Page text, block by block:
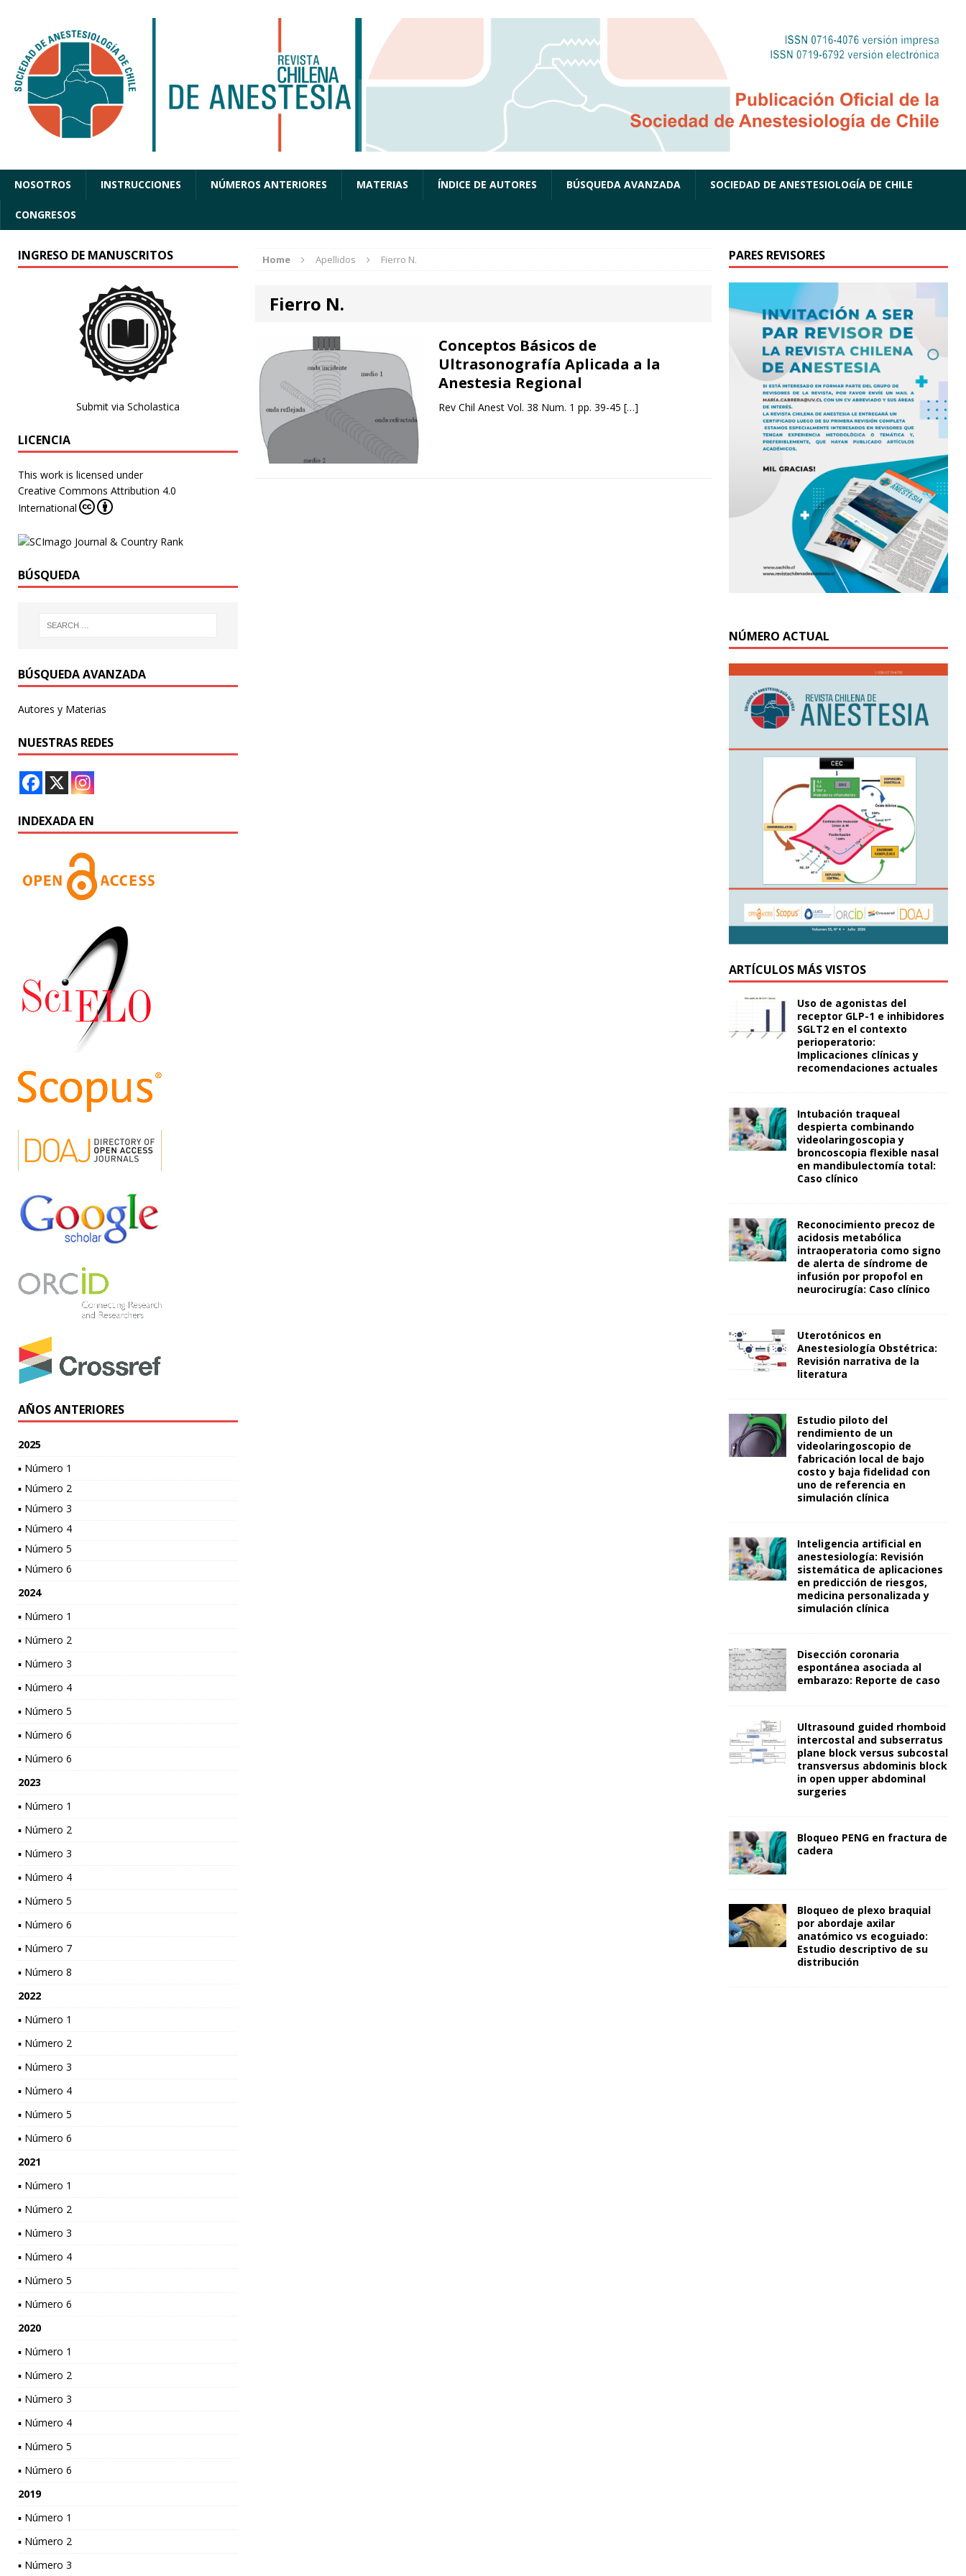
NOSOTROS INSTRUCCIONES NÚMEROS ANTERIORES MATERIAS ÍNDICE DE AUTORES BÚSQUEDA AVANZADA SOCIEDAD DE ANESTESIOLOGÍA DE CHILE
CONGRESOS
Home Apellidos Fierro N.
Fierro N.
Conceptos Básicos de
Ultrasonografía Aplicada a la
Anestesia Regional
Rev Chil Anest Vol. 38 Num. 1 pp. 39-45 […]
INGRESO DE MANUSCRITOS
Submit via Scholastica
LICENCIA
This work is licensed under
Creative Commons Attribution 4.0
International
BÚSQUEDA
BÚSQUEDA AVANZADA
Autores y Materias
NUESTRAS REDES
INDEXADA EN
AÑOS ANTERIORES
2025
▪ Número 1
▪ Número 2
▪ Número 3
▪ Número 4
▪ Número 5
▪ Número 6
2024
▪ Número 1
▪ Número 2
▪ Número 3
▪ Número 4
▪ Número 5
▪ Número 6
▪ Número 6
2023
▪ Número 1
▪ Número 2
▪ Número 3
▪ Número 4
▪ Número 5
▪ Número 6
▪ Número 7
▪ Número 8
2022
▪ Número 1
▪ Número 2
▪ Número 3
▪ Número 4
▪ Número 5
▪ Número 6
2021
▪ Número 1
▪ Número 2
▪ Número 3
▪ Número 4
▪ Número 5
▪ Número 6
2020
▪ Número 1
▪ Número 2
▪ Número 3
▪ Número 4
▪ Número 5
▪ Número 6
2019
▪ Número 1
▪ Número 2
▪ Número 3
PARES REVISORES
NÚMERO ACTUAL
ARTÍCULOS MÁS VISTOS
Uso de agonistas del
receptor GLP-1 e inhibidores
SGLT2 en el contexto
perioperatorio:
Implicaciones clínicas y
recomendaciones actuales
Intubación traqueal
despierta combinando
videolaringoscopia y
broncoscopia flexible nasal
en mandibulectomía total:
Caso clínico
Reconocimiento precoz de
acidosis metabólica
intraoperatoria como signo
de alerta de síndrome de
infusión por propofol en
neurocirugía: Caso clínico
Uterotónicos en
Anestesiología Obstétrica:
Revisión narrativa de la
literatura
Estudio piloto del
rendimiento de un
videolaringoscopio de
fabricación local de bajo
costo y baja fidelidad con
uno de referencia en
simulación clínica
Inteligencia artificial en
anestesiología: Revisión
sistemática de aplicaciones
en predicción de riesgos,
medicina personalizada y
simulación clínica
Disección coronaria
espontánea asociada al
embarazo: Reporte de caso
Ultrasound guided rhomboid
intercostal and subserratus
plane block versus subcostal
transversus abdominis block
in open upper abdominal
surgeries
Bloqueo PENG en fractura de
cadera
Bloqueo de plexo braquial
por abordaje axilar
anatómico vs ecoguiado:
Estudio descriptivo de su
distribución